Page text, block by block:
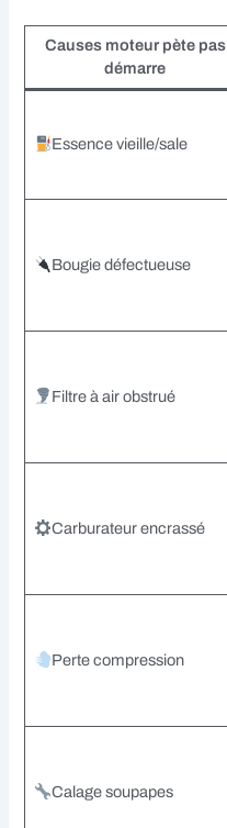
Causes moteur pète pas
démarre
Essence vieille/sale
Bougie défectueuse
Filtre à air obstrué
Carburateur encrassé
Perte compression
Calage soupapes